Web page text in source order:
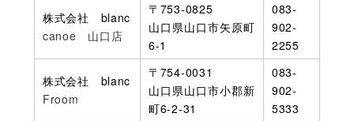
株式会社 blanc
canoe 山口店
〒753-0825
山口県山口市矢原町
6-1
083-
902-
2255
株式会社 blanc
Froom
〒754-0031
山口県山口市小郡新
町6-2-31
083-
902-
5333